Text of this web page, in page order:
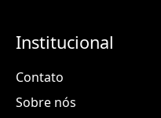
Institucional
Contato
Sobre nós